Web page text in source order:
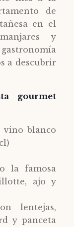
de
en el
y
a descubrir
gourmet
vino blanco
la famosa
ajo y
lentejas,
y panceta